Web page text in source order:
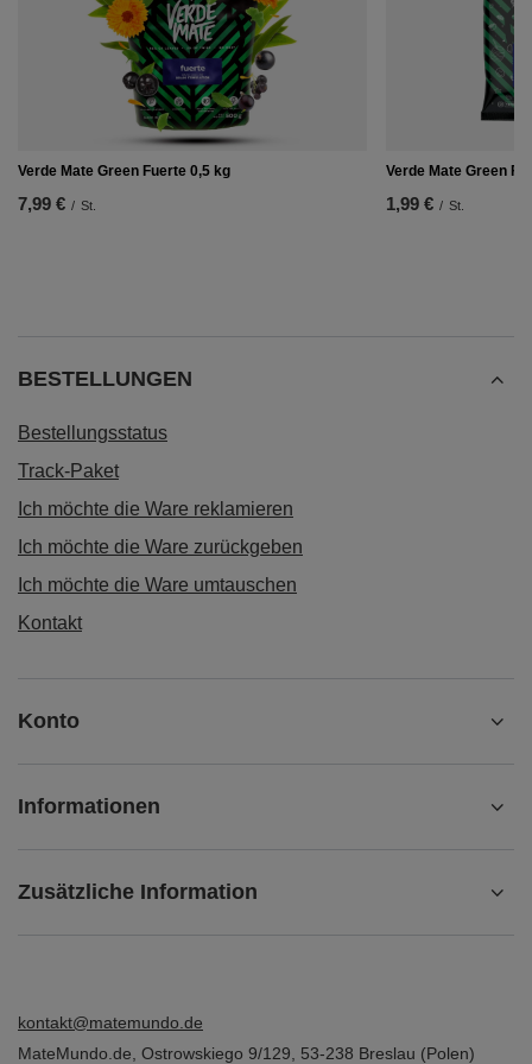
Verde Mate Green Fuerte 0,5 kg
7,99 € / St.
Verde Mate Green
1,99 € / St.
BESTELLUNGEN
Bestellungsstatus
Track-Paket
Ich möchte die Ware reklamieren
Ich möchte die Ware zurückgeben
Ich möchte die Ware umtauschen
Kontakt
Konto
Informationen
Zusätzliche Information
kontakt@matemundo.de
MateMundo.de Ostrowskiego 9/129 53-238 Breslau (Polen)